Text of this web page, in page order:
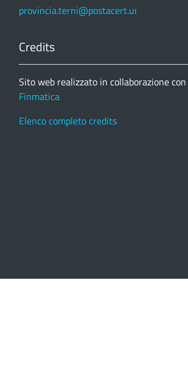
provincia.terni@postacert.umbria.it
Credits
Sito web realizzato in collaborazione con
Finmatica
Elenco completo credits